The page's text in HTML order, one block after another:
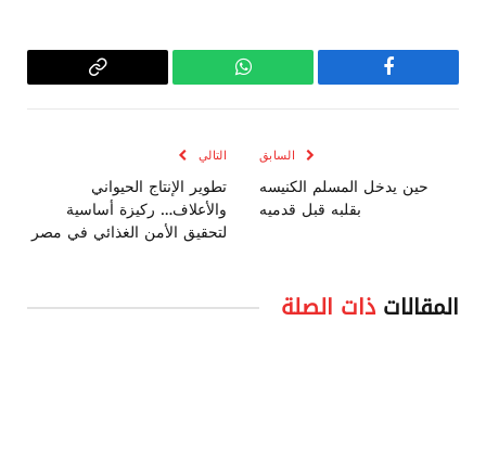
فيسبوك واتساب
Copy
السابق
حين يدخل المسلم الكنيسه
بقلبه قبل قدميه
التالي
تطوير الإنتاج الحيواني
والأعلاف… ركيزة أساسية
لتحقيق الأمن الغذائي في مصر
المقالات ذات الصلة